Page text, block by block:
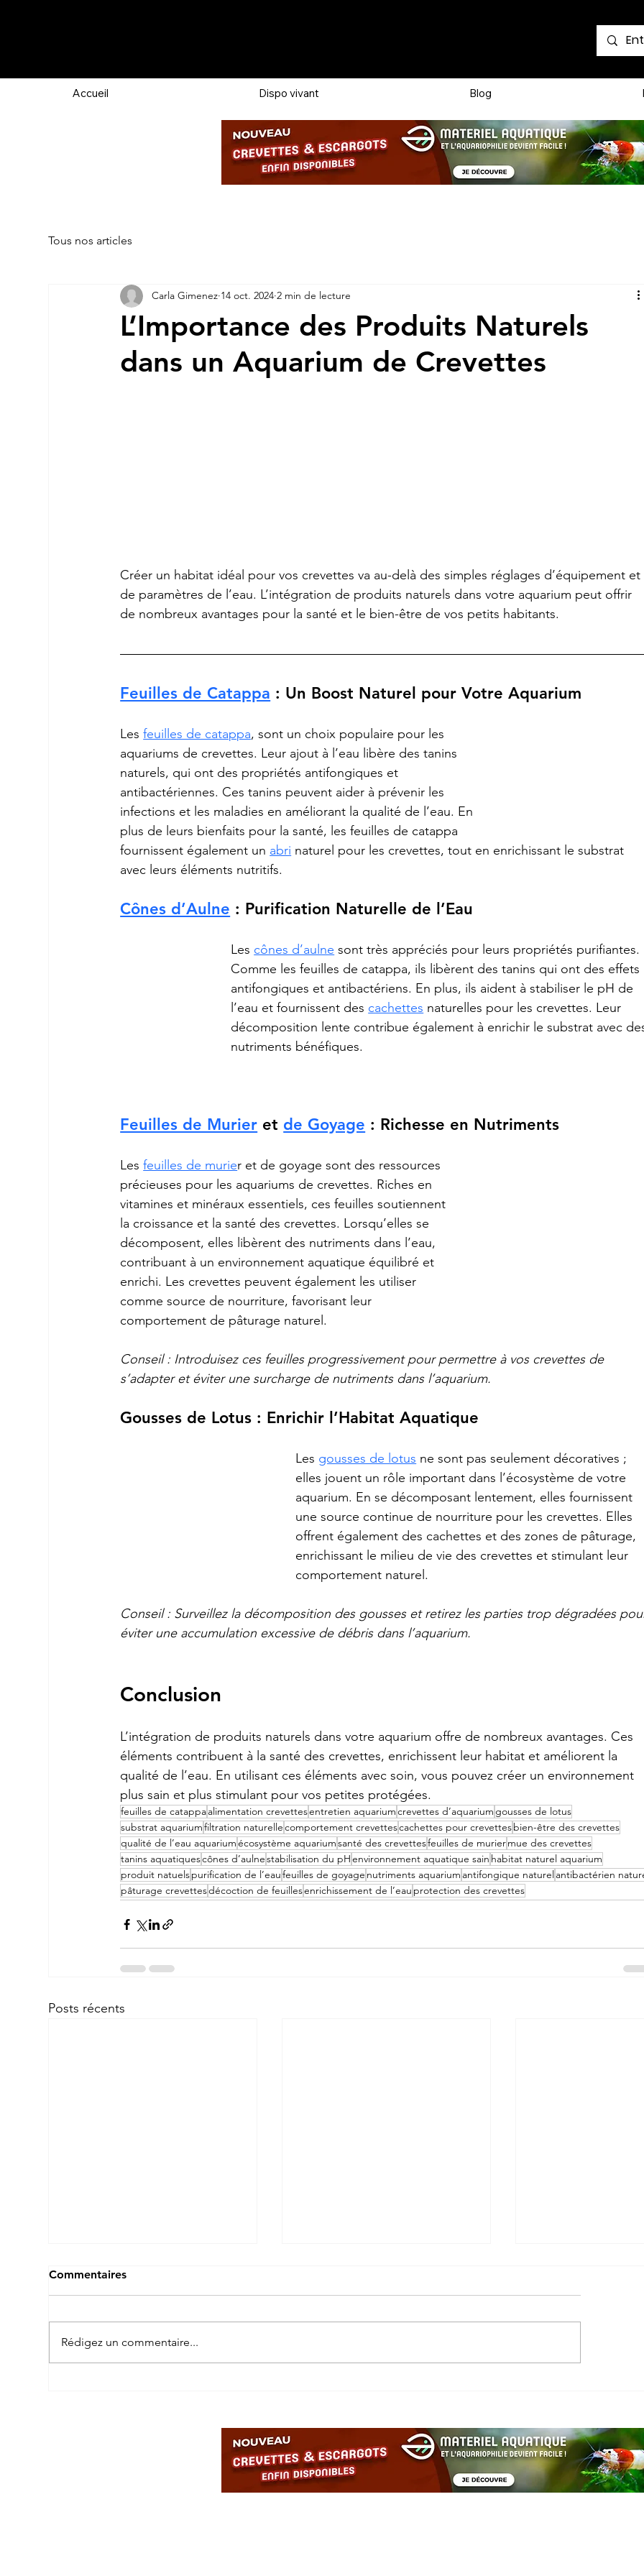
Accueil Dispo vivant Blog
Tous nos articles
L’Importance des Produits Naturels
dans un Aquarium de Crevettes
Carla Gimenez 14 oct. 2024 2 min de lecture
Créer un habitat idéal pour vos crevettes va au-delà des simples réglages d’équipement et
de paramètres de l’eau. L’intégration de produits naturels dans votre aquarium peut offrir
de nombreux avantages pour la santé et le bien-être de vos petits habitants.
Feuilles de Catappa : Un Boost Naturel pour Votre Aquarium
Les feuilles de catappa, sont un choix populaire pour les
aquariums de crevettes. Leur ajout à l’eau libère des tanins
naturels, qui ont des propriétés antifongiques et
antibactériennes. Ces tanins peuvent aider à prévenir les
infections et les maladies en améliorant la qualité de l’eau. En
plus de leurs bienfaits pour la santé, les feuilles de catappa
fournissent également un abri naturel pour les crevettes, tout en enrichissant le substrat
avec leurs éléments nutritifs.
Cônes d’Aulne : Purification Naturelle de l’Eau
Les cônes d’aulne sont très appréciés pour leurs propriétés purifiantes.
Comme les feuilles de catappa, ils libèrent des tanins qui ont des effets
antifongiques et antibactériens. En plus, ils aident à stabiliser le pH de
l’eau et fournissent des cachettes naturelles pour les crevettes. Leur
décomposition lente contribue également à enrichir le substrat avec
nutriments bénéfiques.
Feuilles de Murier et de Goyage : Richesse en Nutriments
Les feuilles de murier et de goyage sont des ressources
précieuses pour les aquariums de crevettes. Riches en
vitamines et minéraux essentiels, ces feuilles soutiennent
la croissance et la santé des crevettes. Lorsqu’elles se
décomposent, elles libèrent des nutriments dans l’eau,
contribuant à un environnement aquatique équilibré et
enrichi. Les crevettes peuvent également les utiliser
comme source de nourriture, favorisant leur
comportement de pâturage naturel.
Conseil : Introduisez ces feuilles progressivement pour permettre à vos crevettes de
s’adapter et éviter une surcharge de nutriments dans l’aquarium.
Gousses de Lotus : Enrichir l’Habitat Aquatique
Les gousses de lotus ne sont pas seulement décoratives ;
elles jouent un rôle important dans l’écosystème de votre
aquarium. En se décomposant lentement, elles fournissent
une source continue de nourriture pour les crevettes. Elles
offrent également des cachettes et des zones de pâturage,
enrichissant le milieu de vie des crevettes et stimulant leur
comportement naturel.
Conseil : Surveillez la décomposition des gousses et retirez les parties trop dégradées
éviter une accumulation excessive de débris dans l’aquarium.
Conclusion
L’intégration de produits naturels dans votre aquarium offre de nombreux avantages. Ces
éléments contribuent à la santé des crevettes, enrichissent leur habitat et améliorent la
qualité de l’eau. En utilisant ces éléments avec soin, vous pouvez créer un environnement
plus sain et plus stimulant pour vos petites protégées.
feuilles de catappaalimentation crevettesentretien aquariumcrevettes d’aquarium gousses de lotus
substrat aquariumfiltration naturellecomportement crevettescachettes pour crevettesbien-être des crevettes
qualité de l’eau aquariumécosystème aquariumsanté des crevettesfeuilles de muriermue des crevettes
tanins aquatiquescônes d’aulnestabilisation du pHenvironnement aquatique sain habitat naturel aquarium
produit natuelspurification de l’eaufeuilles de goyage nutriments aquarium antifongique naturelantibactérien
pâturage crevettesdécoction de feuillesenrichissement de l’eau protection des crevettes
Posts récents
équilibré
Commentaires
Rédigez un commentaire...